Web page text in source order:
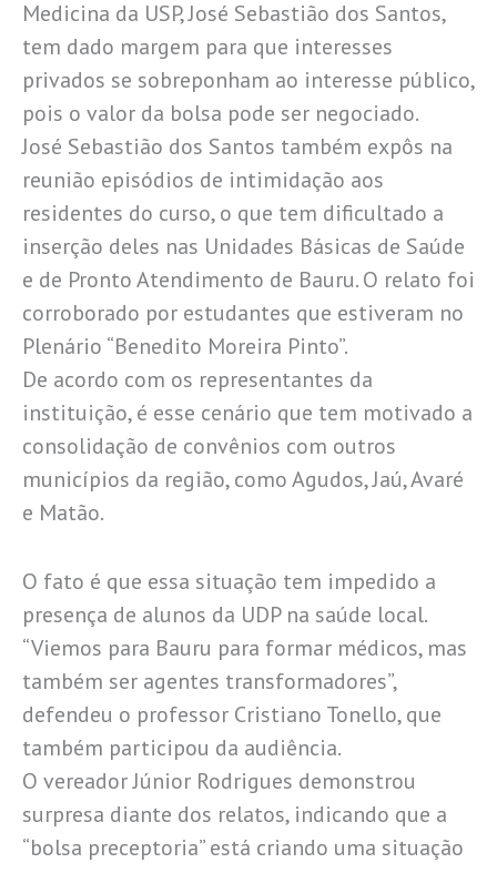
Medicina da USP, José Sebastião dos Santos,
tem dado margem para que interesses
privados se sobreponham ao interesse público,
pois o valor da bolsa pode ser negociado.
José Sebastião dos Santos também expôs na
reunião episódios de intimidação aos
residentes do curso, o que tem dificultado a
inserção deles nas Unidades Básicas de Saúde
e de Pronto Atendimento de Bauru. O relato foi
corroborado por estudantes que estiveram no
Plenário “Benedito Moreira Pinto”.
De acordo com os representantes da
instituição, é esse cenário que tem motivado a
consolidação de convênios com outros
municípios da região, como Agudos, Jaú, Avaré
e Matão.
O fato é que essa situação tem impedido a
presença de alunos da UDP na saúde local.
“Viemos para Bauru para formar médicos, mas
também ser agentes transformadores”,
defendeu o professor Cristiano Tonello, que
também participou da audiência.
O vereador Júnior Rodrigues demonstrou
surpresa diante dos relatos, indicando que a
“bolsa preceptoria” está criando uma situação